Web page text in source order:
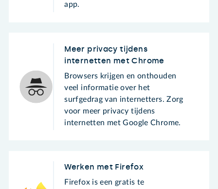
app.
Meer privacy tijdens
internetten met Chrome
Browsers krijgen en onthouden
veel informatie over het
surfgedrag van internetters. Zorg
voor meer privacy tijdens
internetten met Google Chrome.
Werken met Firefox
Firefox is een gratis te